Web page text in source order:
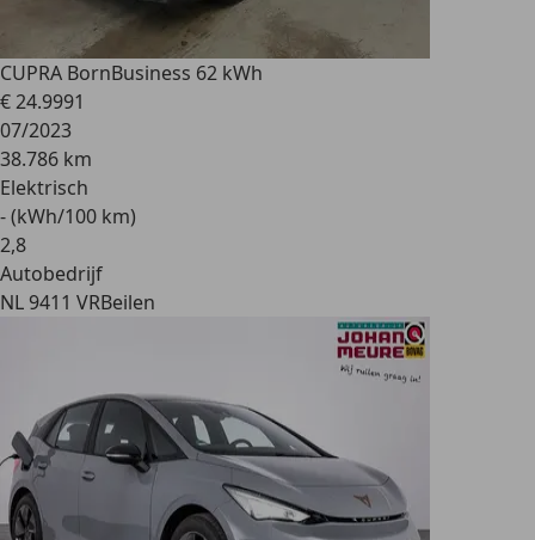
CUPRA BornBusiness 62 kWh
€ 24.9991
07/2023
38.786 km
Elektrisch
- (kWh/100 km)
2,8
Autobedrijf
NL 9411 VRBeilen